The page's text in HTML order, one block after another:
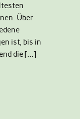
Über
ist, bis in
die […]